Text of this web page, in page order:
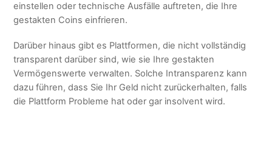
einstellen oder technische Ausfälle auftreten, die Ihre
gestakten Coins einfrieren.
Darüber hinaus gibt es Plattformen, die nicht vollständig
transparent darüber sind, wie sie Ihre gestakten
Vermögenswerte verwalten. Solche Intransparenz kann
dazu führen, dass Sie Ihr Geld nicht zurückerhalten, falls
die Plattform Probleme hat oder gar insolvent wird.